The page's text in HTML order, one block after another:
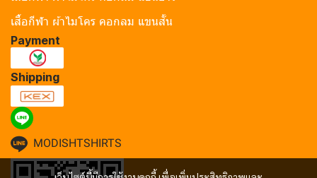
เสื้อกีฬา ผ้าไมโคร คอกลม แขนสั้น
Payment
Shipping
MODISHTSHIRTS